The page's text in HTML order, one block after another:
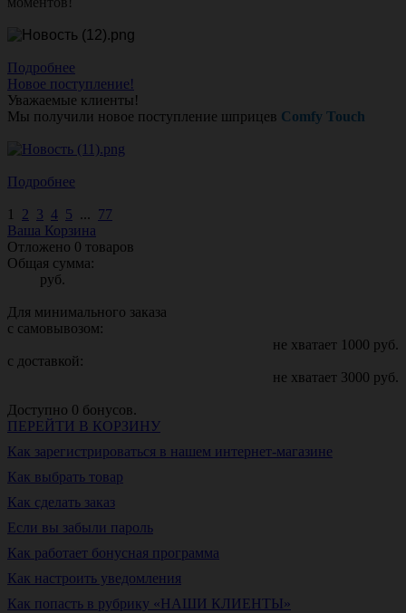
Подробнее
Новое поступление!
Уважаемые клиенты!
Мы получили новое поступление шприцев Comfy Touch
Подробнее
1 2 3 4 5 ... 77
Ваша Корзина
Отложено 0 товаров
Общая сумма:
руб.
Для минимального заказа
с самовывозом:
не хватает 1000 руб.
с доставкой:
не хватает 3000 руб.
Доступно 0 бонусов.
ПЕРЕЙТИ В КОРЗИНУ
Как зарегистрироваться в нашем интернет-магазине
Как выбрать товар
Как сделать заказ
Если вы забыли пароль
Как работает бонусная программа
Как настроить уведомления
Как попасть в рубрику «НАШИ КЛИЕНТЫ»